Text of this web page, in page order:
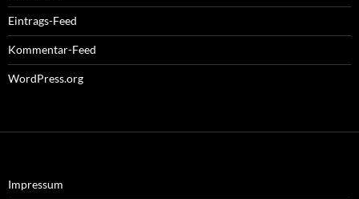
Eintrags-Feed
Kommentar-Feed
WordPress.org
Impressum